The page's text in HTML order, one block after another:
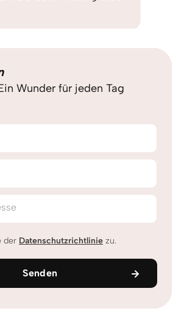
Wunder für jeden Tag
der Datenschutzrichtlinie zu.
Senden